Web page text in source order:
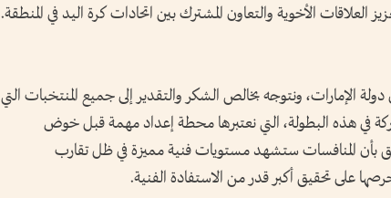
العلاقات الأخوية والتعاون المشترك بين اتحادات كرة اليد في المنطقة.
الإمارات، ونتوجه بخالص الشكر والتقدير إلى جميع المنتخبات التي
في هذه البطولة، التي نعتبرها محطة إعداد مهمة قبل خوض
بأن المنافسات ستشهد مستويات فنية مميزة في ظل تقارب
على تحقيق أكبر قدر من الاستفادة الفنية.